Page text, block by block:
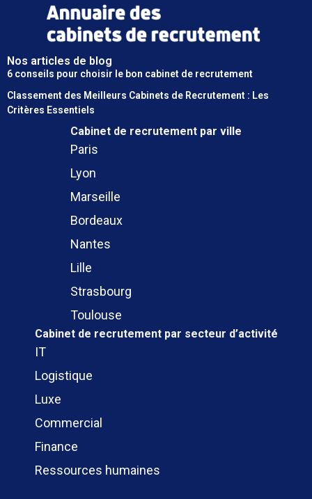
Nos articles de blog
6 conseils pour choisir le bon cabinet de recrutement
Classement des Meilleurs Cabinets de Recrutement : Les
Critères Essentiels
Cabinet de recrutement par ville
Paris
Lyon
Marseille
Bordeaux
Nantes
Lille
Strasbourg
Toulouse
Cabinet de recrutement par secteur d’activité
IT
Logistique
Luxe
Commercial
Finance
Ressources humaines